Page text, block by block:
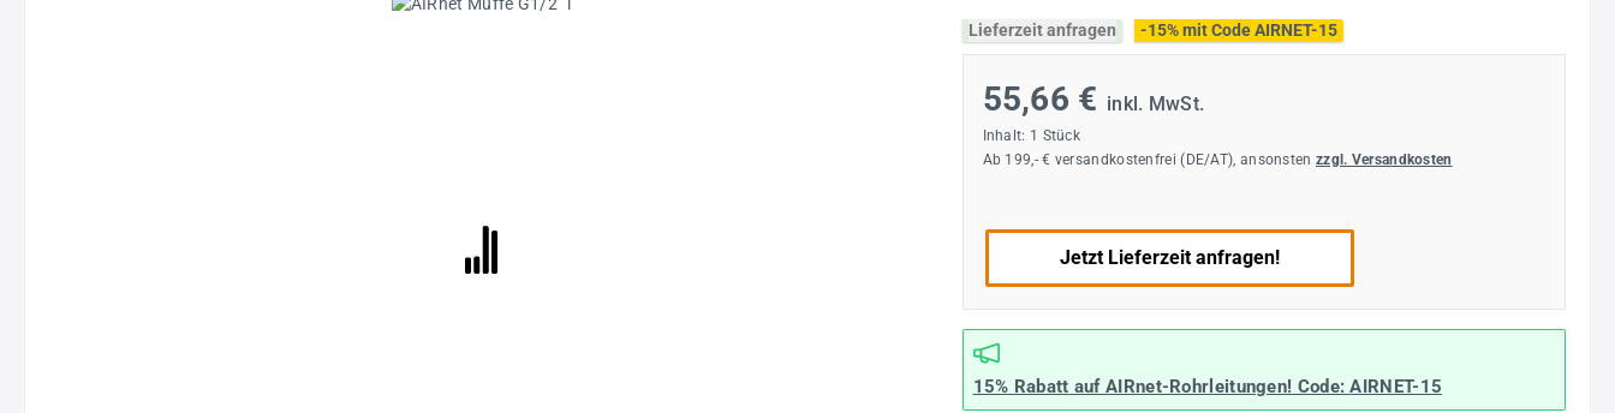
Lieferzeit anfragen
-15% mit Code AIRNET-15
55,66 € inkl. MwSt.
Inhalt: 1 Stück
Ab 199,- € versandkostenfrei (DE/AT), ansonsten zzgl. Versandkosten
Jetzt Lieferzeit anfragen!
15% Rabatt auf AIRnet-Rohrleitungen! Code:AIRNET-15